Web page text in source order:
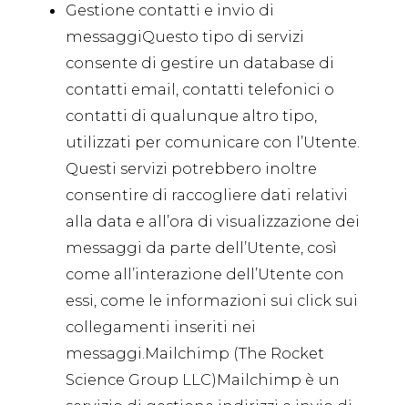
Gestione contatti e invio di
messaggiQuesto tipo di servizi
consente di gestire un database di
contatti email, contatti telefonici o
contatti di qualunque altro tipo,
utilizzati per comunicare con l’Utente.
Questi servizi potrebbero inoltre
consentire di raccogliere dati relativi
alla data e all’ora di visualizzazione dei
messaggi da parte dell’Utente, così
come all’interazione dell’Utente con
essi, come le informazioni sui click sui
collegamenti inseriti nei
messaggi.Mailchimp (The Rocket
Science Group LLC)Mailchimp è un